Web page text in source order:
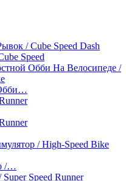
Speed
/…